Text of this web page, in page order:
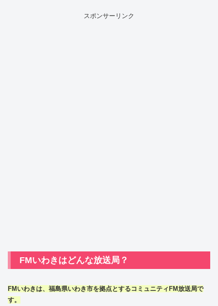
スポンサーリンク
FMいわきはどんな放送局？
FMいわきは、福島県いわき市を拠点とするコミュニティFM放送局で
す。